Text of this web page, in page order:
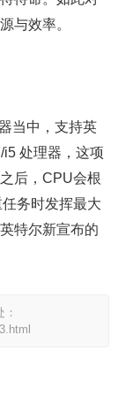
与效率。
当中，支持英
处理器，这项
后，CPU会根
务时发挥最大
特尔新宣布的